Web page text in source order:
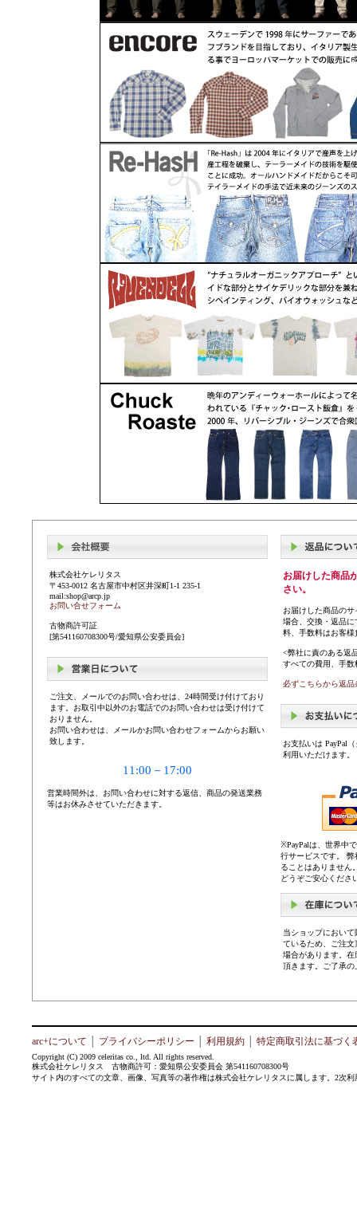
株式会社ケレリタス
〒453-0012 名古屋市中村区井深町1-1 235-1
mail:shop@arcp.jp
お問い合せフォーム
古物商許可証
[第541160708300号/愛知県公安委員会]
ご注文、メールでのお問い合わせは、24時間受け付けており
ます。お取引中以外のお電話でのお問い合わせは受け付けて
おりません。
お問い合わせは、メールかお問い合わせフォームからお願い
致します。
11:00－17:00
営業時間外は、お問い合わせに対する返信、商品の発送業務
等はお休みさせていただきます。
お届けした商品
さい。
お届けした商品の
場合、交換・返品
料、手数料はお客
<弊社に責のある返
すべての費用、手
必ずこちらから返
お支払いは PayPal
利用いただけます。
※PayPalは、世界中
行サービスです。
ることはありません
どうぞご安心くださ
当ショップにおい
ているため、ご注
場合があります。
頂きます。ご了承
arc+について プライバシーポリシー 利用規約 特定商取引法に基づく
Copyright (C) 2009 celeritas co., ltd. All rights reserved.
株式会社ケレリタス 古物商許可：愛知県公安委員会 第541160708300号
サイト内のすべての文章、画像、写真等の著作権は株式会社ケレリタスに属します。2次